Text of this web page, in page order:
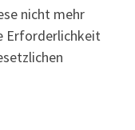
nicht mehr
Erforderlichkeit